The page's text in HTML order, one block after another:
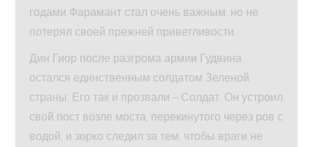
годами Фарамант стал очень важным, но не
потерял своей прежней приветливости.
Дин Гиор после разгрома армии Гудвина
остался единственным солдатом Зеленой
страны. Его так и прозвали – Солдат. Он устроил
свой пост возле моста, перекинутого через ров с
водой, и зорко следил за тем, чтобы враги не